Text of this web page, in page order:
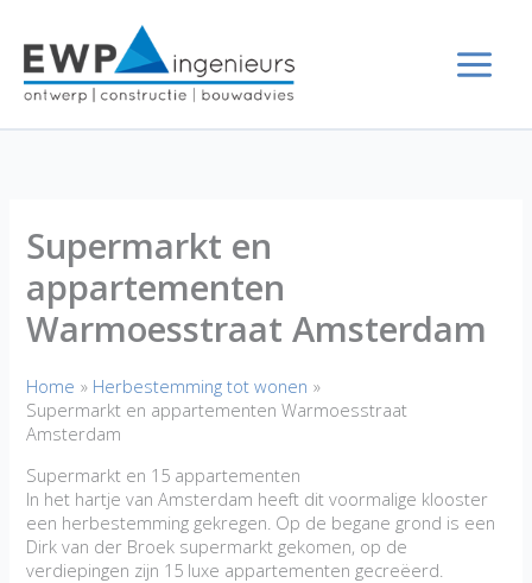
inhoud
Supermarkt en
appartementen
Warmoesstraat Amsterdam
Home
Herbestemming tot wonen
Supermarkt en appartementen Warmoesstraat
Amsterdam
Supermarkt en 15 appartementen
In het hartje van Amsterdam heeft dit voormalige klooster
een herbestemming gekregen. Op de begane grond is een
Dirk van der Broek supermarkt gekomen, op de
verdiepingen zijn 15 luxe appartementen gecreëerd.